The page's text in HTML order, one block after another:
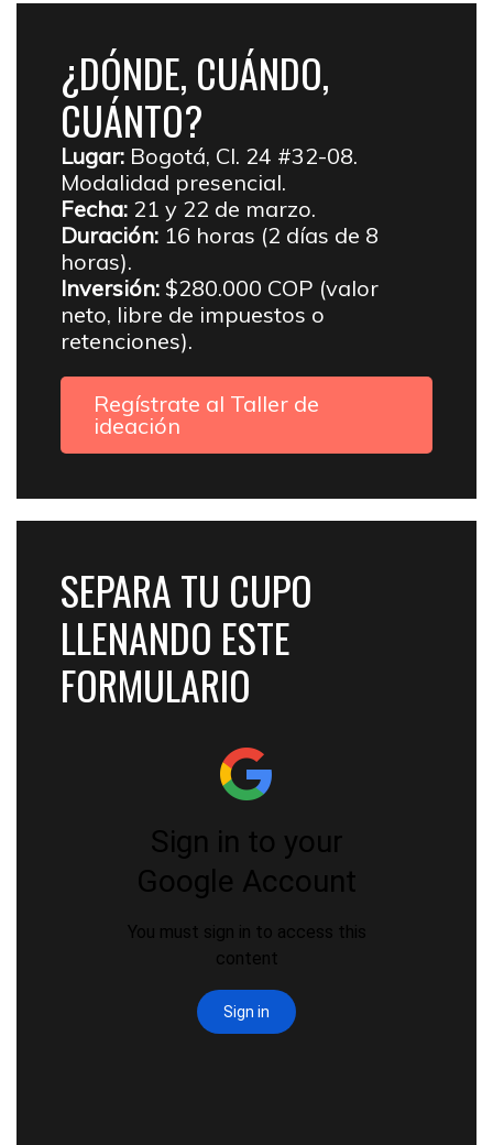
¿DÓNDE, CUÁNDO,
CUÁNTO?
Lugar: Bogotá, Cl. 24 #32-08.
Modalidad presencial.
Fecha: 21 y 22 de marzo.
Duración: 16 horas (2 días de 8
horas).
Inversión: $280.000 COP (valor
neto, libre de impuestos o
retenciones).
Regístrate al Taller de
ideación
SEPARA TU CUPO
LLENANDO ESTE
FORMULARIO